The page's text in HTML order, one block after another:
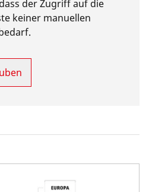
der Zugriff auf die
keiner manuellen